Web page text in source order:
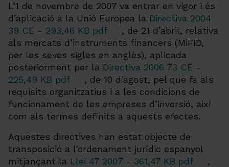
L’1 de novembre de 2007 va entrar en vigor i és
d’aplicació a la Unió Europea la Directiva 2004
39 CE - 293,46 KB pdf
, de 21 d’abril, relativa
als mercats d’instruments financers (MiFID,
per les seves sigles en anglès), aplicada
posteriorment per la Directiva 2006 73 CE -
225,49 KB pdf
, de 10 d’agost, pel que fa als
requisits organitzatius i a les condicions de
funcionament de les empreses d’inversió, així
com als termes definits a aquests efectes.
Aquestes directives han estat objecte de
transposició a l’ordenament jurídic espanyol
mitjançant la Llei 47 2007 - 361,47 KB pdf
,